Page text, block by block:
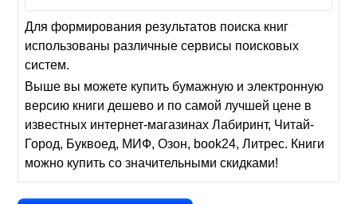
Для формирования результатов поиска книг
использованы различные сервисы поисковых
систем.
Выше вы можете купить бумажную и электронную
версию книги дешево и по самой лучшей цене в
известных интернет-магазинах Лабиринт, Читай-
Город, Буквоед, МИФ, Озон, book24, Литрес. Книги
можно купить со значительными скидками!